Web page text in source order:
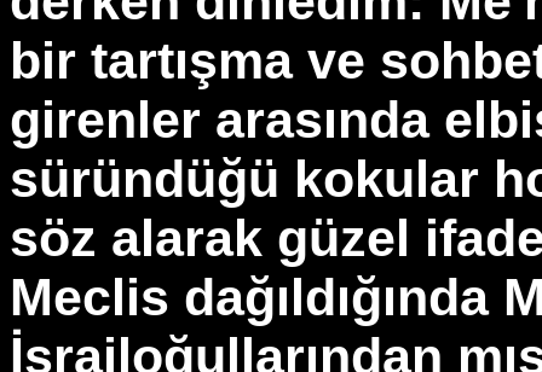
bir tartışma ve
girenler arasında
süründüğü kokular
söz alarak güzel
Meclis dağıldığında
İsrailoğullarından